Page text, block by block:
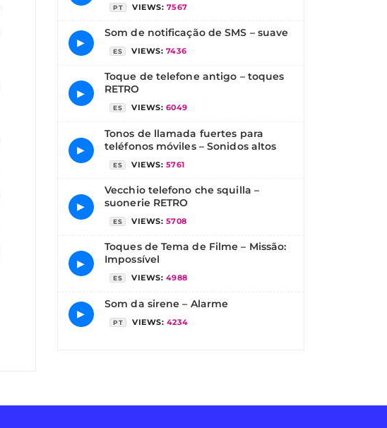
PT VIEWS: 7567
▶
Som de notificação de SMS – suave
ES VIEWS: 7436
▶
Toque de telefone antigo – toques
RETRO
ES VIEWS: 6049
▶
Tonos de llamada fuertes para
teléfonos móviles – Sonidos altos
ES VIEWS: 5761
▶
Vecchio telefono che squilla –
suonerie RETRO
ES VIEWS: 5708
▶
Toques de Tema de Filme – Missão:
Impossível
ES VIEWS: 4988
▶
Som da sirene – Alarme
PT VIEWS: 4234